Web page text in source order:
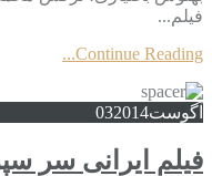
فیلم...
Continue Reading...
آگوست 032014
فیلم ایرانی سر